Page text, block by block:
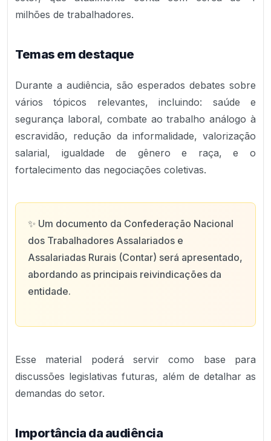
milhões de trabalhadores.
Temas em destaque
Durante a audiência, são esperados debates sobre
vários tópicos relevantes, incluindo: saúde e
segurança laboral, combate ao trabalho análogo à
escravidão, redução da informalidade, valorização
salarial, igualdade de gênero e raça, e o
fortalecimento das negociações coletivas.
✨ Um documento da Confederação Nacional
dos Trabalhadores Assalariados e
Assalariadas Rurais (Contar) será apresentado,
abordando as principais reivindicações da
entidade.
Esse material poderá servir como base para
discussões legislativas futuras, além de detalhar as
demandas do setor.
Importância da audiência